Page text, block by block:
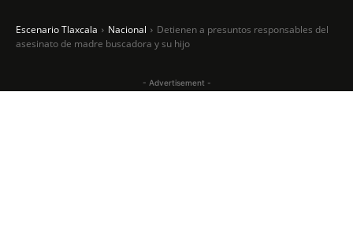
Escenario Tlaxcala Nacional
Detienen a presuntos responsables del
asesinato de madre buscadora y su hijo
- Advertisement -